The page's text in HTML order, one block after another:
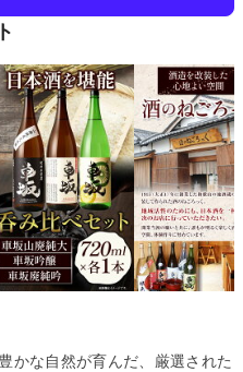
かな自然が育んだ、厳選された